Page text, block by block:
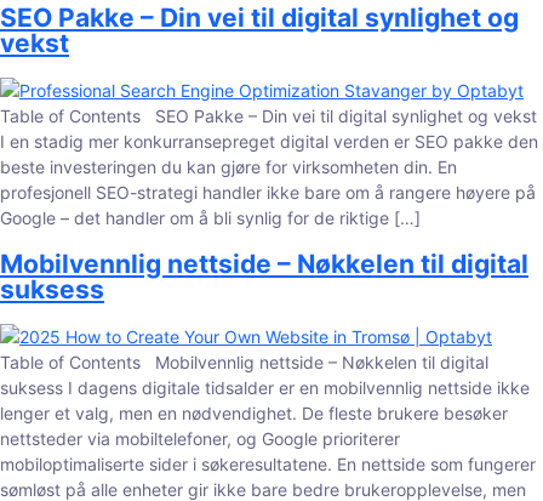
SEO Pakke – Din vei til digital synlighet og
vekst
Table of Contents SEO Pakke – Din vei til digital synlighet og vekst
I en stadig mer konkurransepreget digital verden er SEO pakke den
beste investeringen du kan gjøre for virksomheten din. En
profesjonell SEO-strategi handler ikke bare om å rangere høyere på
Google – det handler om å bli synlig for de riktige […]
Mobilvennlig nettside – Nøkkelen til digital
suksess
Table of Contents Mobilvennlig nettside – Nøkkelen til digital
suksess I dagens digitale tidsalder er en mobilvennlig nettside ikke
lenger et valg, men en nødvendighet. De fleste brukere besøker
nettsteder via mobiltelefoner, og Google prioriterer
mobiloptimaliserte sider i søkeresultatene. En nettside som fungerer
sømløst på alle enheter gir ikke bare bedre brukeropplevelse, men